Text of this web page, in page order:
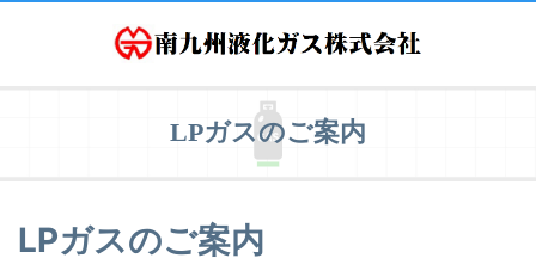
LPガスのご案内
LPガスのご案内